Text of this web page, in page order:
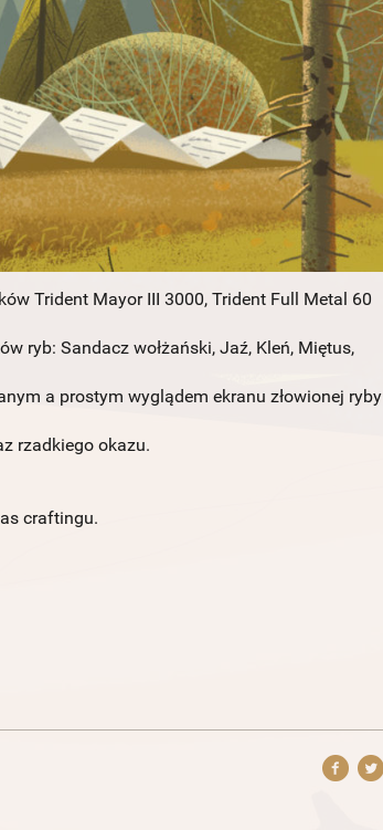
Trident Mayor III 3000, Trident Full Metal 60
ryb: Sandacz wołżański, Jaź, Kleń, Miętus,
a prostym wyglądem ekranu złowionej ryby
rzadkiego okazu.
craftingu.